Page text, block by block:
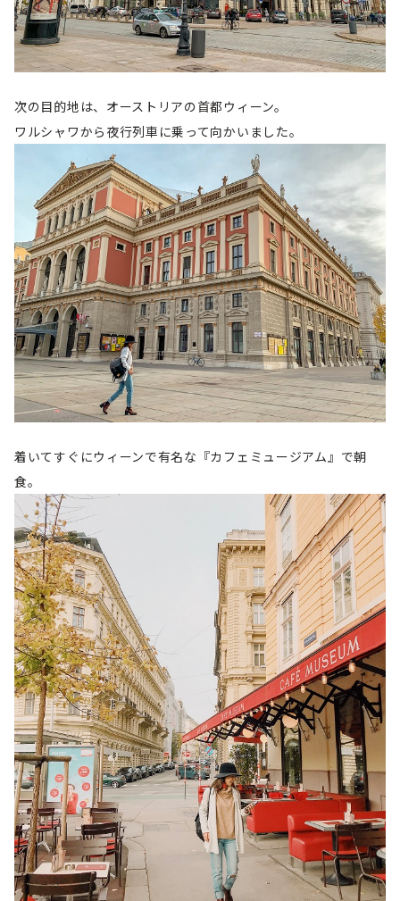
次の目的地は、オーストリアの首都ウィーン。
ワルシャワから夜行列車に乗って向かいました。
着いてすぐにウィーンで有名な『カフェミュージアム』で朝
食。